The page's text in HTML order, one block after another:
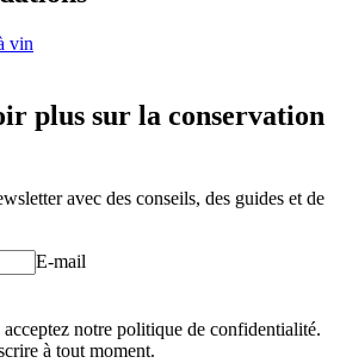
VestfrostLEFTDOER
active
vin
plus sur la conservation
avec des conseils, des guides et de
E-mail
notre politique de confidentialité.
à tout moment.